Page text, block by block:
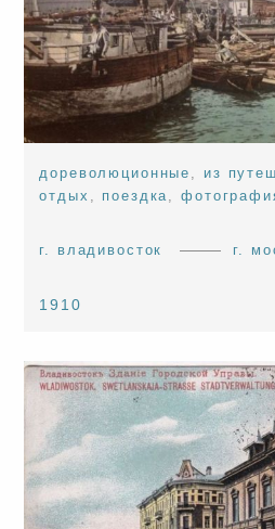
дореволюционные из
отдых
поездка ,
г. владивосток г.
1910